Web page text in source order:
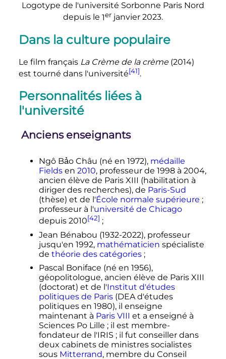
Logotype de l'université Sorbonne Paris Nord
depuis le 1er janvier 2023.
Dans la culture populaire
Le film français La Crème de la crème(2014)
est tourné dans l'université[41].
Personnalités liées à
l'université
Anciens enseignants
Ngô Bảo Châu (né en 1972), médaille
Fieldsen 2010, professeur de 1998 à 2004,
ancien élève de Paris XIII (habilitation à
diriger des recherches), de Paris-Sud
(thèse) et de l'École normale supérieure ;
professeur à l'université de Chicago
depuis 2010[42] ;
Jean Bénabou (1932-2022), professeur
jusqu'en 1992, mathématicien spécialiste
de théorie des catégories ;
Pascal Boniface (né en 1956),
géopolitologue, ancien élève de Paris XIII
(doctorat) et de l'Institut d'études
politiques de Paris(DEA d'études
politiques en 1980), il enseigne
maintenant à Paris VIII et a enseigné à
Sciences Po Lille ; il est membre-
fondateur de l'IRIS ; il fut conseiller dans
deux cabinets de ministres socialistes
sous Mitterrand, membre du Conseil